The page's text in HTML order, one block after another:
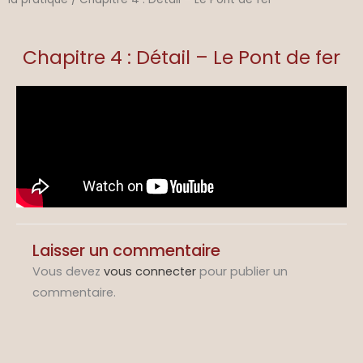
Chapitre 4 : Détail – Le Pont de fer
Laisser un commentaire
Vous devez vous connecter pour publier un
commentaire.